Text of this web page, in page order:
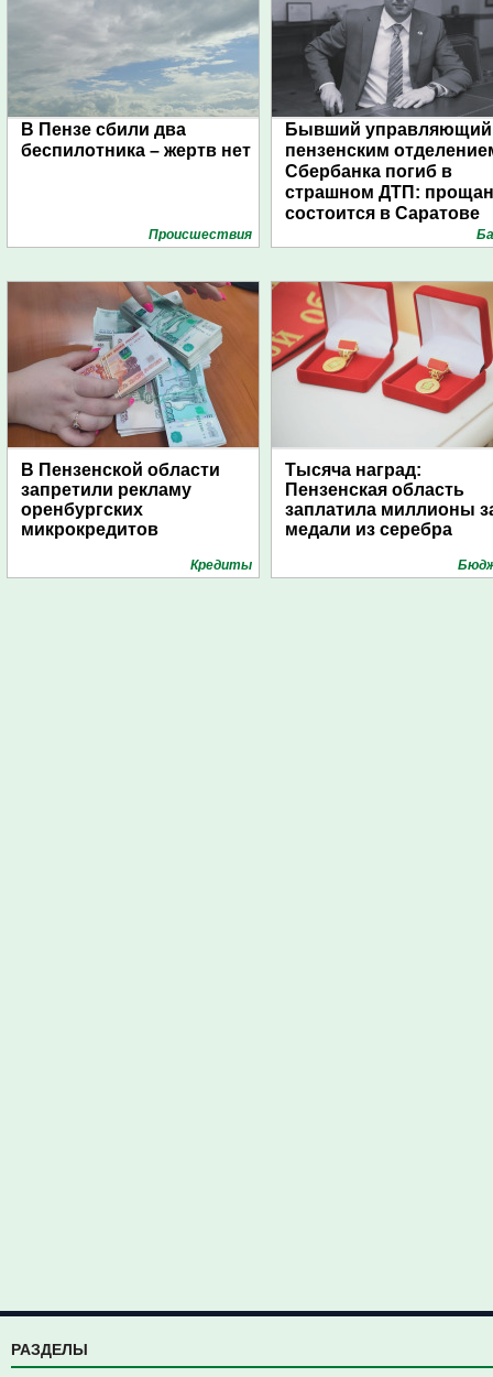
В Пензе сбили два
беспилотника – жертв нет
Проиcшествия
Бывший управляющий
пензенским
Сбербанка погиб в
страшном ДТП:
состоится в Саратове
В Пензенской области
запретили рекламу
оренбургских
микрокредитов
Кредиты
Тысяча наград:
Пензенская область
заплатила миллионы
медали из серебра
РАЗДЕЛЫ